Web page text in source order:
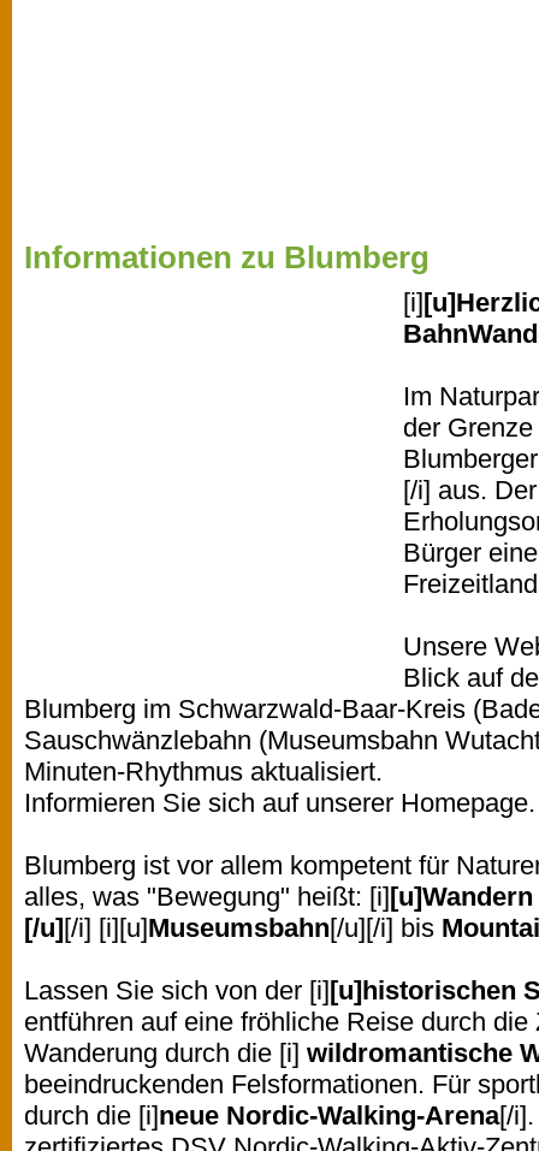
Informationen zu Blumberg
[i]
Im
der
[/i] aus.
Bürger
Unsere
Blick auf
Blumberg im Schwarzwald-Baar-Kreis
Sauschwänzlebahn (Museumsbahn
Minuten-Rhythmus aktualisiert.
Informieren Sie sich auf unserer Homepage.
Blumberg ist vor allem kompetent für
alles, was "Bewegung" heißt: [i]
[/u] [/i] [i][u]Museumsbahn[/u][/i] bis
Lassen Sie sich von der [i] [u]historischen
entführen auf eine fröhliche Reise durch
Wanderung durch die [i] wildromantische
beeindruckenden Felsformationen. Für
durch die [i]neue Nordic-Walking-Arena[/